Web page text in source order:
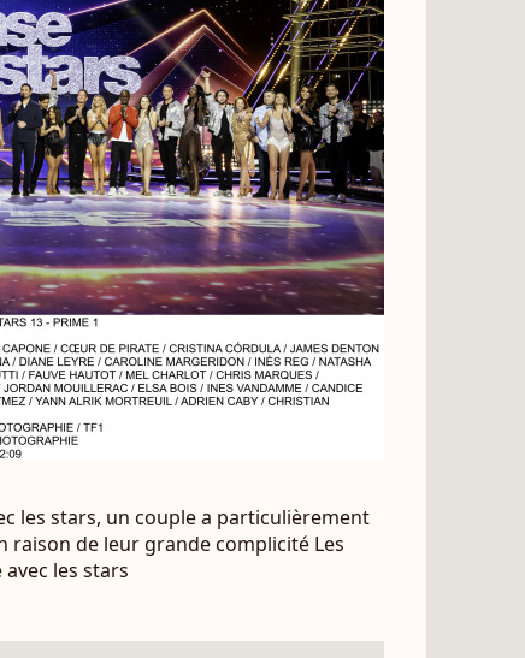
les stars, un couple a particulièrement
de leur grande complicité Les
les stars